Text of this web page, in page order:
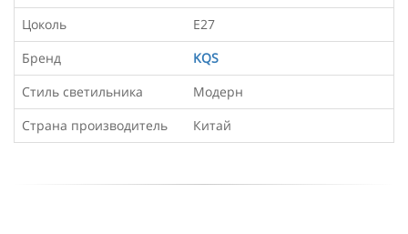
Цоколь
Е27
Бренд
KQS
Стиль светильника
Модерн
Страна производитель
Китай